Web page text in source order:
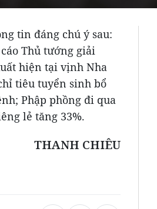
tin đáng chú ý sau:
Thủ tướng giải
hiện tại vịnh Nha
tiêu tuyển sinh bổ
Phập phồng đi qua
lẻ tăng 33%.
THANH CHIÊU